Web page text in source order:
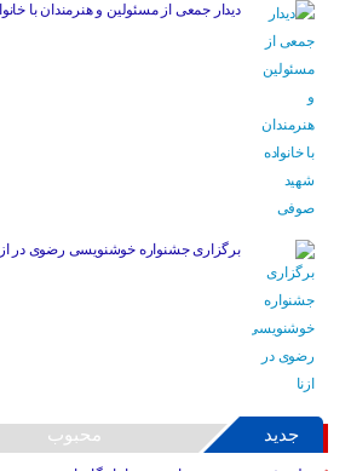
دیدار جمعی از مسئولین و هنرمندان با
برگزاری جشنواره خوشنویسی رضوی در
جدید محبوب